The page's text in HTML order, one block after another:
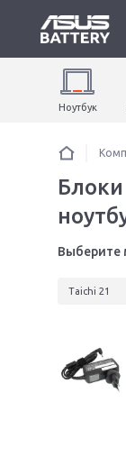
Ноутбук
Выберите
Taichi 21